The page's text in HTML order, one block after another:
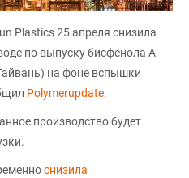
Plastics 25 апреля снизила
по выпуску бисфенола А
на фоне вспышки
Polymerupdate.
производство будет
снизила